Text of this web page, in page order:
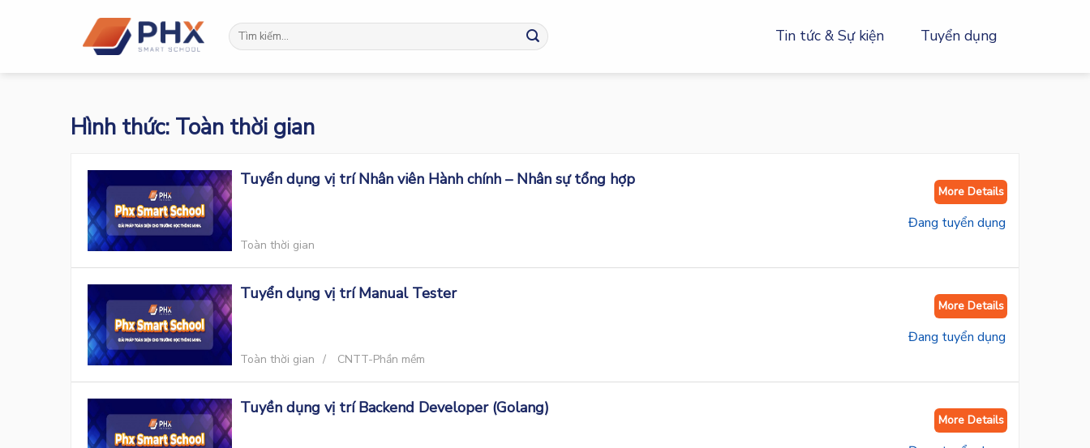
Tin tức & Sự kiện Tuyển dụng
Hình thức: Toàn thời gian
Tuyển dụng vị trí Nhân viên Hành chính – Nhân sự tổng hợp
Toàn thời gian
More Details
Tuyển dụng vị trí Manual Tester
Toàn thời gian CNTT-Phần mềm
More Details
Tuyền dụng vị trí Backend Developer (Golang)
More Details